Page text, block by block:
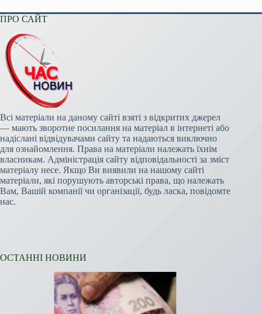
ПРО САЙТ
Всі матеріали на даному сайті взяті з відкритих джерел
— мають зворотне посилання на матеріал в інтернеті або
надіслані відвідувачами сайту та надаються виключно
для ознайомлення. Права на матеріали належать їхнім
власникам. Адміністрація сайту відповідальності за зміст
матеріалу несе. Якщо Ви виявили на нашому сайті
матеріали, які порушують авторські права, що належать
Вам, Вашій компанії чи організації, будь ласка, повідомте
нас.
ОСТАННІ НОВИНИ